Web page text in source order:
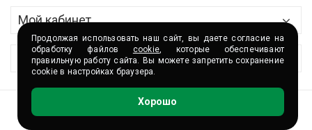
О магазине
Доставка и оплата
Партнёры и сотрудничество
Контакты
Мой кабинет
Контактные данные
История заказов
Сервис
Сертификаты
Волшебные акции
Продолжая использовать наш сайт, вы даете согласие на
обработку файлов cookie, которые обеспечивают
правильную работу сайта. Вы можете запретить сохранение
cookie в настройках браузера.
Хорошо